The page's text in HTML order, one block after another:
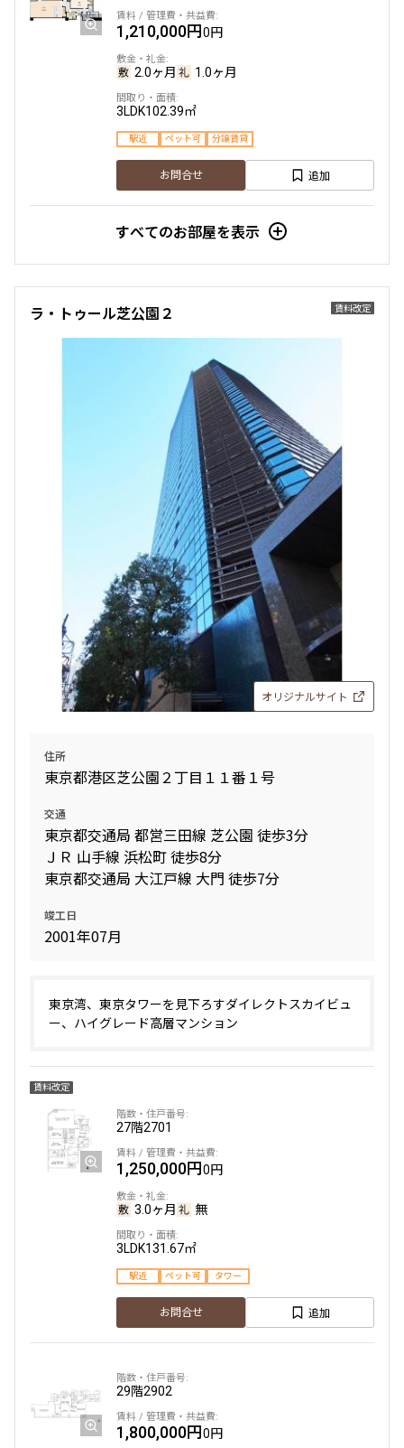
1,210,000円0円
2.0ヶ月 1.0ヶ月
3LDK102.39㎡
駅近 ペット可 分譲賃貸
お問合せ 追加
すべてのお部屋を表示
賃料改定
ラ・トゥール芝公園２
オリジナルサイト
住所
東京都港区芝公園２丁目１１番１号
交通
東京都交通局 都営三田線 芝公園 徒歩3分
ＪＲ 山手線 浜松町 徒歩8分
東京都交通局 大江戸線 大門 徒歩7分
竣工日
2001年07月
東京湾、東京タワーを見下ろすダイレクトスカイビュ
ー、ハイグレード高層マンション
賃料改定
27階2701
1,250,000円0円
3.0ヶ月 無
3LDK131.67㎡
駅近 ペット可 タワー
お問合せ 追加
29階2902
1,800,000円0円